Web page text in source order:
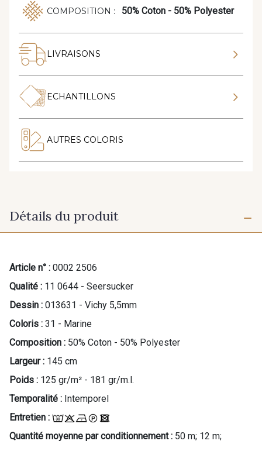
COMPOSITION : 50% Coton - 50% Polyester
LIVRAISONS
ECHANTILLONS
AUTRES COLORIS
Détails du produit
Article n° : 0002 2506
Qualité : 11 0644 - Seersucker
Dessin : 013631 - Vichy 5,5mm
Coloris : 31 - Marine
Composition : 50% Coton - 50% Polyester
Largeur : 145 cm
Poids : 125 gr/m² - 181 gr/m.l.
Temporalité : Intemporel
Entretien :
Quantité moyenne par conditionnement : 50 m; 12 m;